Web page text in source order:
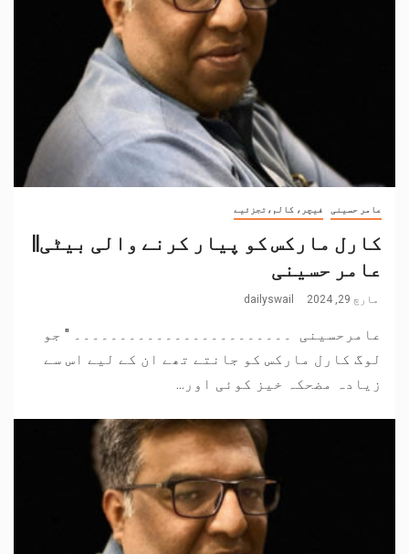
عامر حسینی فیچر، کالم،تجزئیے
کارل مارکس کو پیار کرنے والی بیٹی||
عامر حسینی
مارچ 29, 2024 dailyswail
عامرحسینی ۔۔۔۔۔۔۔۔۔۔۔۔۔۔۔۔۔۔۔۔۔۔۔۔ " جو
لوگ کارل مارکس کو جانتے تھے ان کے لیے اس سے
زیادہ مضحکہ خیز کوئی اور...